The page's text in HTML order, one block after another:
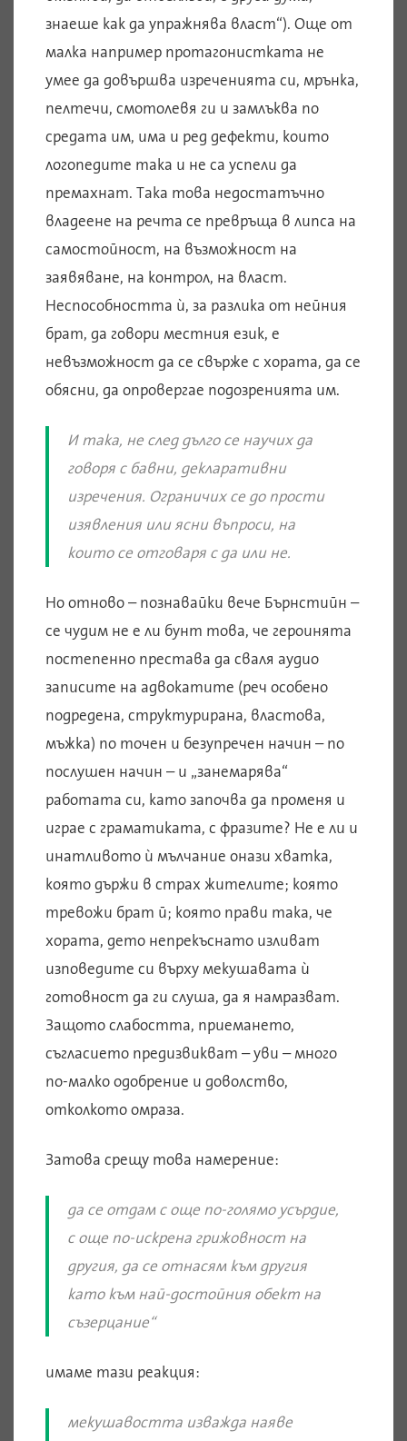
знаеше как да упражнява власт“). Още от
малка например протагонистката не
умее да довършва изреченията си, мрънка,
пелтечи, смотолевя ги и замлъква по
средата им, има и ред дефекти, които
логопедите така и не са успели да
премахнат. Така това недостатъчно
владеене на речта се превръща в липса на
самостойност, на възможност на
заявяване, на контрол, на власт.
Неспособността ѝ, за разлика от нейния
брат, да говори местния език, е
невъзможност да се свърже с хората, да се
обясни, да опровергае подозренията им.
И така, не след дълго се научих да
говоря с бавни, декларативни
изречения. Ограничих се до прости
изявления или ясни въпроси, на
които се отговаря с да или не.
Но отново – познавайки вече Бърнстийн –
се чудим не е ли бунт това, че героинята
постепенно престава да сваля аудио
записите на адвокатите (реч особено
подредена, структурирана, властова,
мъжка) по точен и безупречен начин – по
послушен начин – и „занемарява“
работата си, като започва да променя и
играе с граматиката, с фразите? Не е ли и
инатливото ѝ мълчание онази хватка,
която държи в страх жителите; която
тревожи брат й; която прави така, че
хората, дето непрекъснато изливат
изповедите си върху мекушавата ѝ
готовност да ги слуша, да я намразват.
Защото слабостта, приемането,
съгласието предизвикват – уви – много
по-малко одобрение и доволство,
отколкото омраза.
Затова срещу това намерение:
да се отдам с още по-голямо усърдие,
с още по-искрена грижовност на
другия, да се отнасям към другия
като към най-достойния обект на
съзерцание“
имаме тази реакция:
мекушавостта изважда наяве